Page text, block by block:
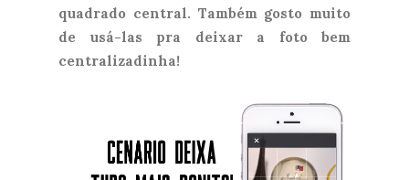
quadrado central. Também gosto muito
de usá-las pra deixar a foto bem
centralizadinha!